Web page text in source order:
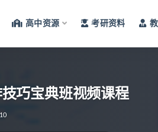
高中资源 考研资料
巧宝典班视频课程
10